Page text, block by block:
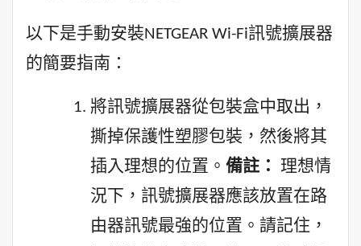
以下是手動安裝NETGEAR Wi-Fi訊號擴展器
的簡要指南：
將訊號擴展器從包裝盒中取出，
撕掉保護性塑膠包裝，然後將其
插入理想的位置。 備註：
理想情
況下，訊號擴展器應該放置在路
由器訊號最強的位置。請記住，